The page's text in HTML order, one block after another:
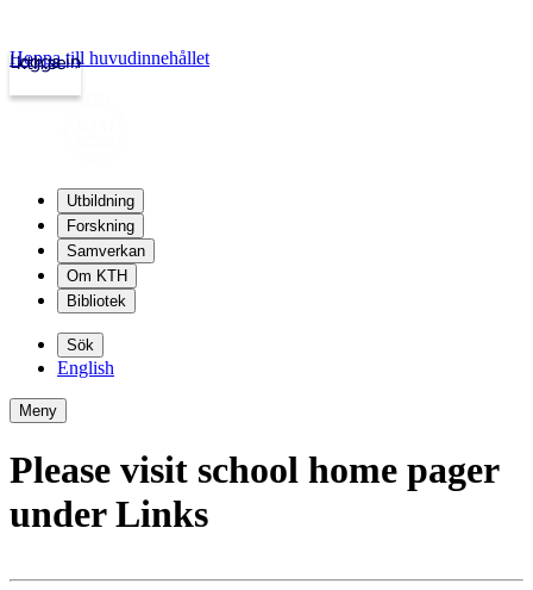
kth.se
Logga in
Hoppa till huvudinnehållet
Utbildning
Forskning
Samverkan
Om KTH
Bibliotek
Sök
English
Meny
Please visit school home pager
under Links